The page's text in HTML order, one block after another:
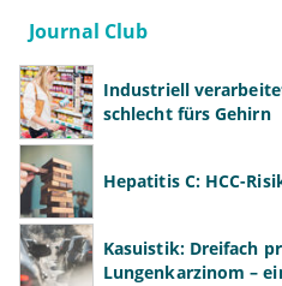
Journal Club
Industriell
schlecht fürs Gehirn
Hepatitis C: HCC-
Kasuistik: Dreifach
Lungenkarzinom –